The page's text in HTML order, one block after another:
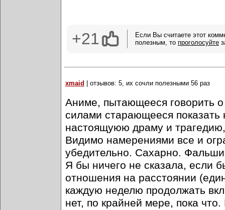
+21
Если Вы считаете этот
полезным, то проголосуйте
xmaid | отзывов: 5, их сочли полезными 56 раз
Аниме, пытающееся говорить
силами старающееся
настоящуюю драму и
Видимо намерениями все и
убедительно. Сахарно.
Я бы ничего не сказала, если
отношения на расстоянии
каждую неделю продолжать
нет, по крайней мере, пока